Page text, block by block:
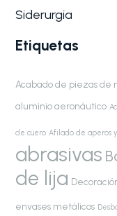
Siderurgia
Etiquetas
Acabado de piezas de
aluminio aeronáutico
de cuero Afilado de aperos
abrasivas
de lija
envases metálicos